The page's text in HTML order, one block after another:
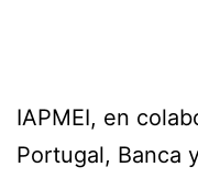
IAPMEI, en
Portugal, Banca